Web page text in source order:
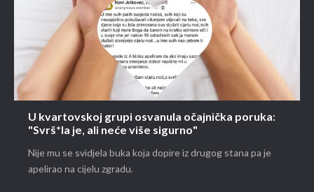
U kvartovskoj grupi osvanula očajnička poruka:
"Svrš*la je, ali neće više sigurno"
Nije mu se svidjela buka koja dopire iz drugog stana pa je
apelirao na cijelu zgradu.